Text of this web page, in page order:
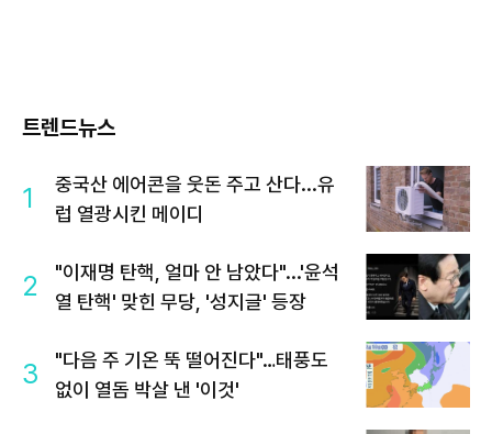
트렌드뉴스
1
중국산 에어콘을 웃돈 주고 산다...유
럽 열광시킨 메이디
2
"이재명 탄핵, 얼마 안 남았다"...'윤석
열 탄핵' 맞힌 무당, '성지글' 등장
3
"다음 주 기온 뚝 떨어진다"…태풍도
없이 열돔 박살 낸 '이것'